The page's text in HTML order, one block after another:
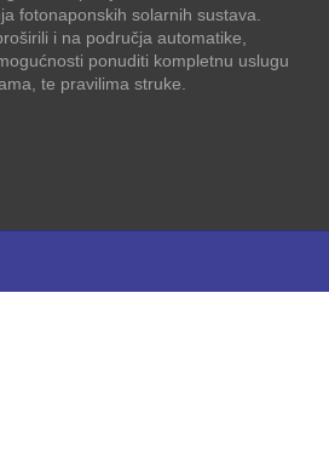
fotonaponskih solarnih sustava.
i na područja automatike,
ponuditi kompletnu uslugu
te pravilima struke.